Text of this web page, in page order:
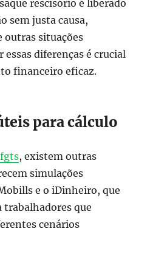
rescisório é liberado
sem justa causa,
outras situações
essas diferenças é crucial
financeiro eficaz.
para cálculo
, existem outras
simulações
e o iDinheiro, que
trabalhadores que
cenários